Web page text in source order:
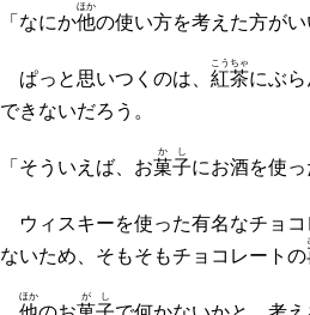
「なにか他
ほか
の使い方を考えた方が
ぱっと思いつくのは、 紅茶
こうちゃ
にぶ
できないだろう。
「そういえば、お菓子
かし
にお酒を使
ウィスキーを使った有名なチョコ
ないため、そもそもチョコレートの
ほか がし